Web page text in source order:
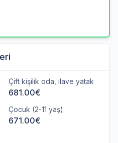
Çift kişilik oda, ilave yatak
681.00€
Çocuk (2-11 yaş)
671.00€